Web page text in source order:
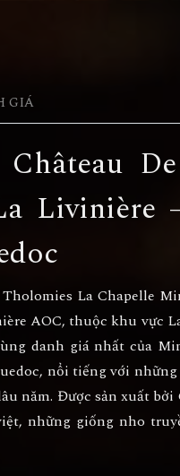
GIÁ
Château
Livinière
La Chapelle
AOC, thuộc khu vực
danh giá nhất của
nổi tiếng với
năm. Được sản xuất bởi
những giống nho